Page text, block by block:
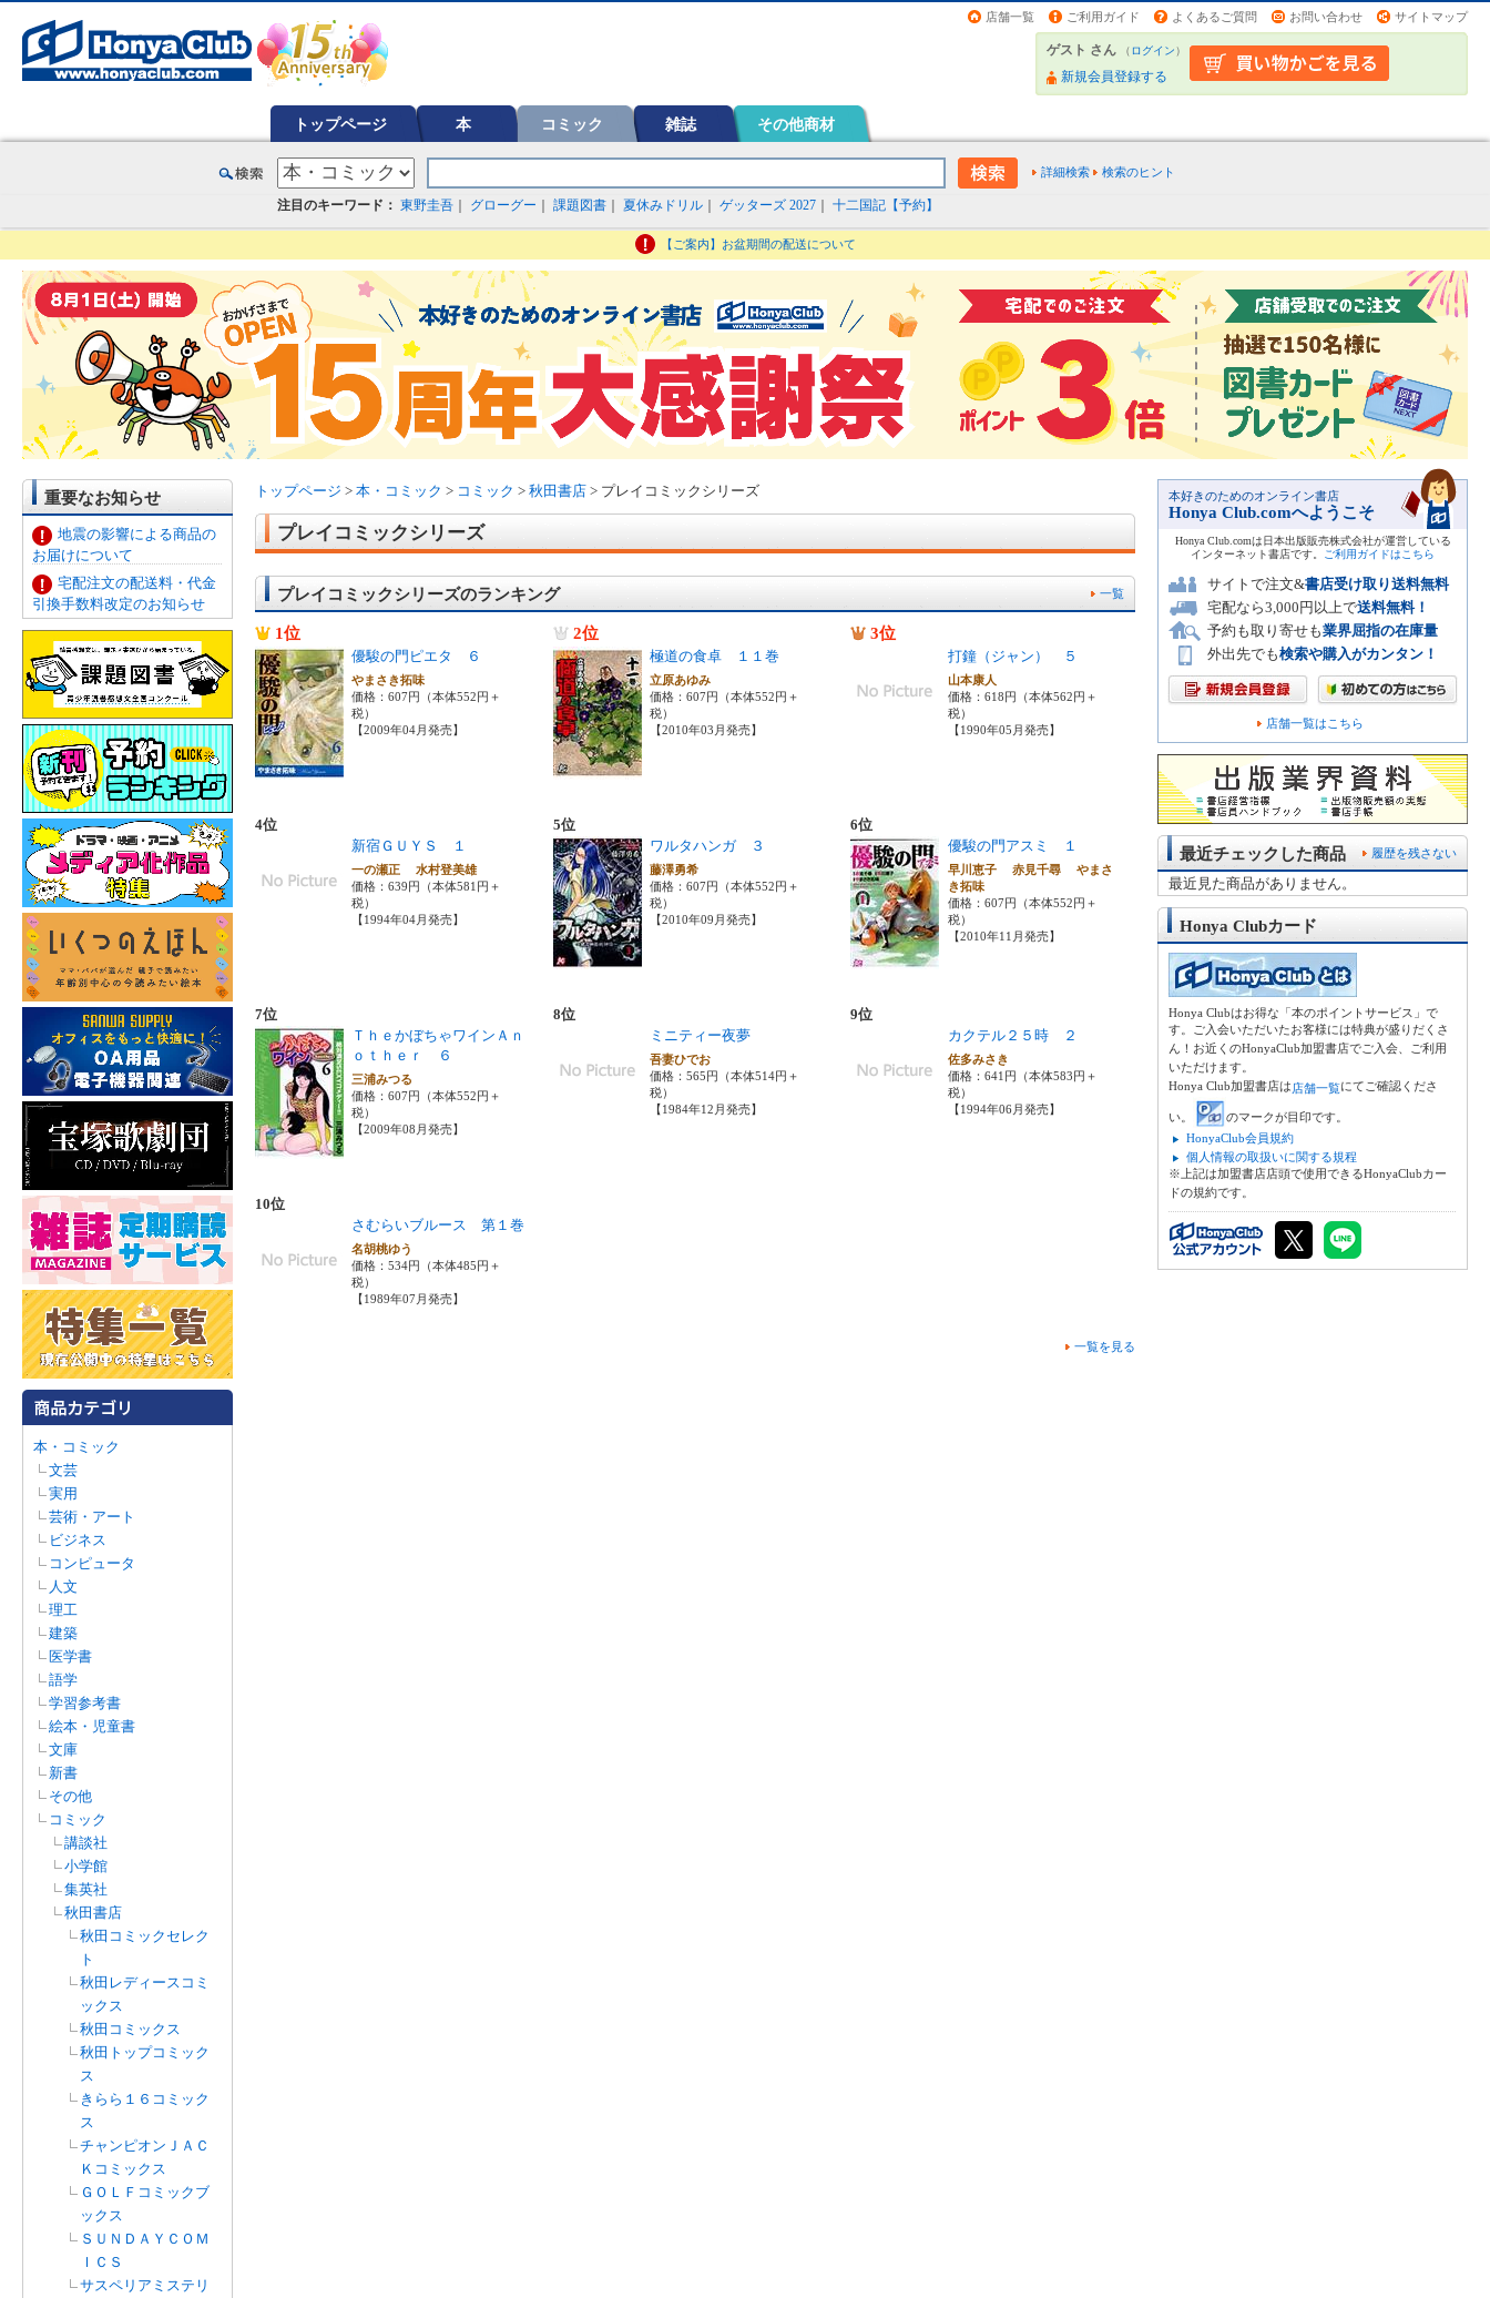
店舗一覧 ご利用ガイド よくあるご質問 お問い合わせ サイトマップ
ゲスト さん （ログイン）
新規会員登録する
トップページ 本 コミック 雑誌 その他商材
詳細検索 検索のヒント
注目のキーワード： 東野圭吾 グローグー 課題図書 夏休みドリル ゲッターズ 2027 十二国記【予約】
【ご案内】お盆期間の配送について
重要なお知らせ
地震の影響による商品の
お届けについて
宅配注文の配送料・代金
引換手数料改定のお知らせ
本・コミック
文芸
実用
芸術・アート
ビジネス
コンピュータ
人文
理工
建築
医学書
語学
学習参考書
絵本・児童書
文庫
新書
その他
コミック
講談社
小学館
集英社
秋田書店
秋田コミックセレク
ト
秋田レディースコミ
ックス
秋田コミックス
秋田トップコミック
ス
きらら１６コミック
ス
チャンピオンＪＡＣ
Ｋコミックス
ＧＯＬＦコミックブ
ックス
ＳＵＮＤＡＹＣＯＭ
ＩＣＳ
サスペリアミステリ
トップページ > 本・コミック > コミック > 秋田書店 > プレイコミックシリーズ
プレイコミックシリーズ
一覧
プレイコミックシリーズのランキング
1位
優駿の門ピエタ ６
やまさき拓味
価格：607円（本体552円＋
税）
【2009年04月発売】
2位
極道の食卓 １１巻
立原あゆみ
価格：607円（本体552円＋
税）
【2010年03月発売】
3位
打鐘（ジャン） ５
山本康人
価格：618円（本体562円＋
税）
【1990年05月発売】
4位
新宿ＧＵＹＳ １
一の瀬正 水村登美雄
価格：639円（本体581円＋
税）
【1994年04月発売】
5位
ワルタハンガ ３
藤澤勇希
価格：607円（本体552円＋
税）
【2010年09月発売】
6位
優駿の門アスミ １
早川恵子 赤見千尋 やまさ
き拓味
価格：607円（本体552円＋
税）
【2010年11月発売】
7位
ＴｈｅかぼちゃワインＡｎ
ｏｔｈｅｒ ６
三浦みつる
価格：607円（本体552円＋
税）
【2009年08月発売】
8位
ミニティー夜夢
吾妻ひでお
価格：565円（本体514円＋
税）
【1984年12月発売】
9位
カクテル２５時 ２
佐多みさき
価格：641円（本体583円＋
税）
【1994年06月発売】
10位
さむらいブルース 第１巻
名胡桃ゆう
価格：534円（本体485円＋
税）
【1989年07月発売】
一覧を見る
本好きのためのオンライン書店
Honya Club.comへようこそ
Honya Club.comは日本出版販売株式会社が運営している
インターネット書店です。
ご利用ガイドはこちら
サイトで注文&書店受け取り送料無料
宅配なら3,000円以上で送料無料！
予約も取り寄せも業界屈指の在庫量
外出先でも検索や購入がカンタン！
店舗一覧はこちら
履歴を残さない
最近チェックした商品
最近見た商品がありません。
Honya Clubカード
Honya Clubはお得な「本のポイントサービス」で
す。ご入会いただいたお客様には特典が盛りだくさ
ん！お近くのHonyaClub加盟書店でご入会、ご利用
いただけます。
Honya Club加盟書店は店舗一覧にてご確認くださ
い。
のマークが目印です。
HonyaClub会員規約
個人情報の取扱いに関する規程
※上記は加盟書店店頭で使用できるHonyaClubカー
ドの規約です。